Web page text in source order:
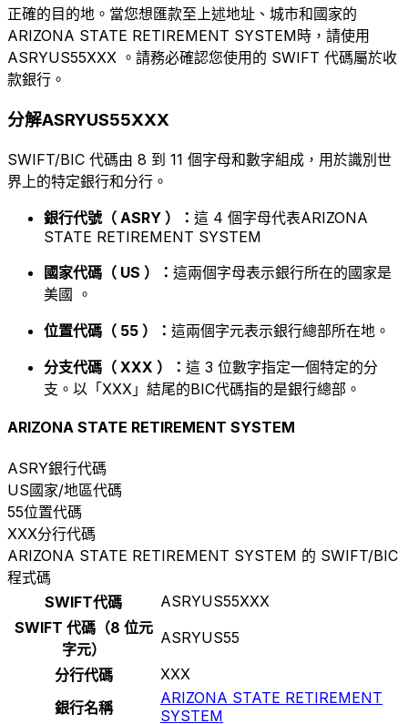
正確的目的地。當您想匯款至上述地址、城市和國家的
ARIZONA STATE RETIREMENT SYSTEM時，請使用
ASRYUS55XXX 。請務必確認您使用的 SWIFT 代碼屬於收
款銀行。
分解ASRYUS55XXX
SWIFT/BIC 代碼由 8 到 11 個字母和數字組成，用於識別世
界上的特定銀行和分行。
銀行代號（ ASRY ）： 這 4 個字母代表ARIZONA
STATE RETIREMENT SYSTEM
國家代碼（ US ）： 這兩個字母表示銀行所在的國家是
美國 。
位置代碼（ 55 ）： 這兩個字元表示銀行總部所在地。
分支代碼（ XXX ）： 這 3 位數字指定一個特定的分
支。以「XXX」結尾的BIC代碼指的是銀行總部。
ARIZONA STATE RETIREMENT SYSTEM
ASRY銀行代碼
US國家/地區代碼
55位置代碼
XXX分行代碼
ARIZONA STATE RETIREMENT SYSTEM 的 SWIFT/BIC
程式碼
SWIFT代碼
ASRYUS55XXX
SWIFT 代碼（8 位元
字元）
ASRYUS55
分行代碼
XXX
銀行名稱
ARIZONA STATE RETIREMENT
SYSTEM